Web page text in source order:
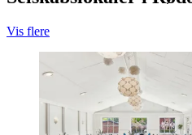
Vis flere